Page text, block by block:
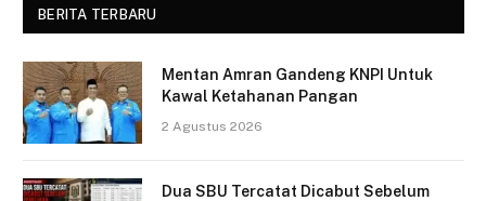
BERITA TERBARU
Mentan Amran Gandeng KNPI Untuk
Kawal Ketahanan Pangan
2 Agustus 2026
Dua SBU Tercatat Dicabut Sebelum